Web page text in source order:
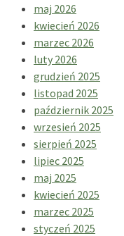
maj 2026
kwiecień 2026
marzec 2026
luty 2026
grudzień 2025
listopad 2025
październik 2025
wrzesień 2025
sierpień 2025
lipiec 2025
maj 2025
kwiecień 2025
marzec 2025
styczeń 2025